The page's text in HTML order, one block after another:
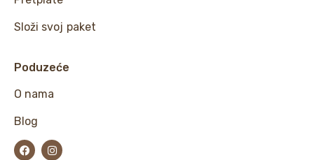
Složi svoj paket
Poduzeće
O nama
Blog